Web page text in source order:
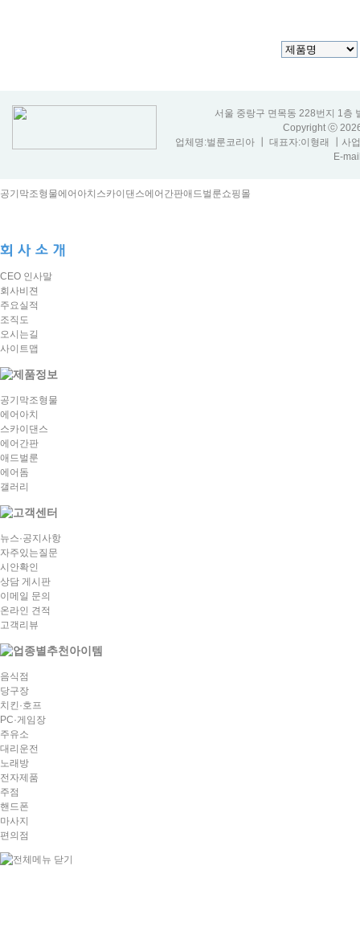
서울 중랑구 면목동 228번지 1층
Copyright ⓒ
업체명:벌룬코리아 ┃ 대표자:이형래 ┃사
E-
공기막조형물에어아치 스카이댄스에어간판애드벌룬쇼핑몰
CEO 인사말
회사비젼
주요실적
조직도
오시는길
사이트맵
공기막조형물
에어아치
스카이댄스
에어간판
애드벌룬
에어돔
갤러리
뉴스·공지사항
자주있는질문
시안확인
상담 게시판
이메일 문의
온라인 견적
고객리뷰
음식점
당구장
치킨·호프
PC·게임장
주유소
대리운전
노래방
전자제품
주점
핸드폰
마사지
편의점